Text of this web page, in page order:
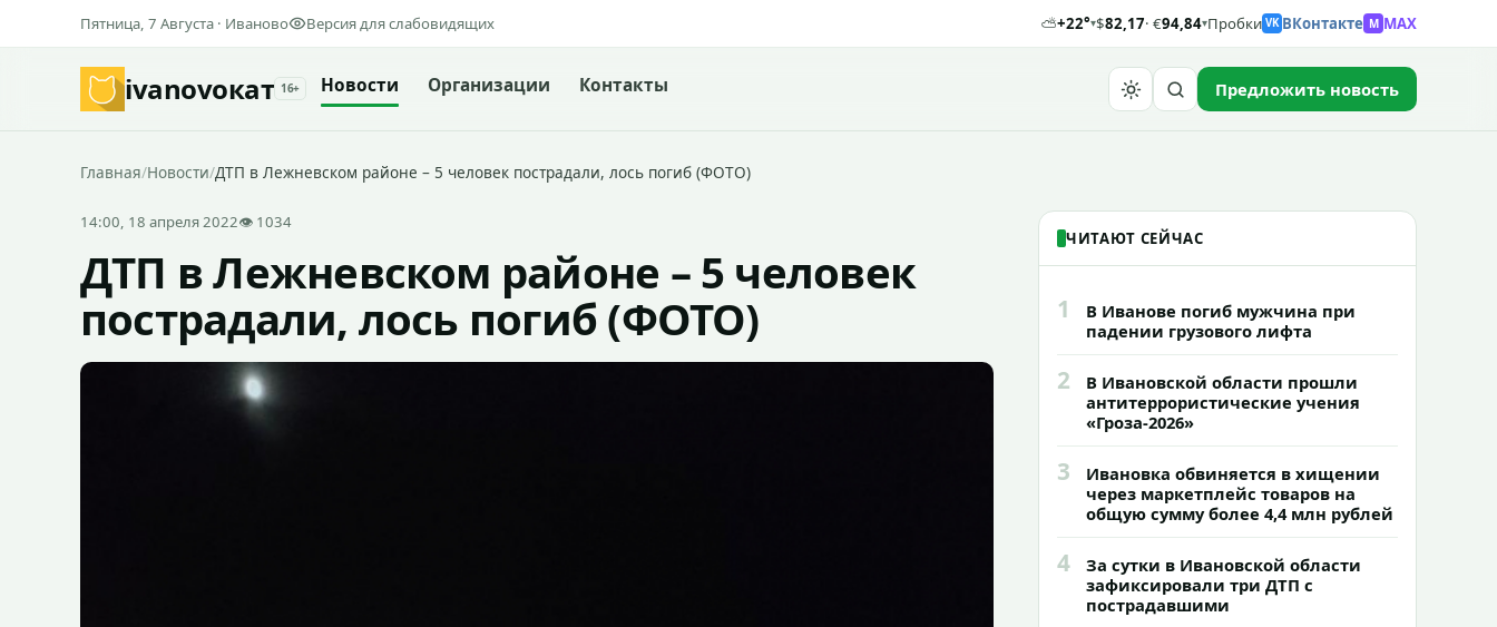
Пятница, 7 Августа · Иваново Версия для слабовидящих ⛅+22°▾$82,17· €94,84▾Пробки VK ВКонтакте M MAX
ivanovoкат 16+ Новости Организации Контакты Предложить новость
Главная/Новости/ДТП в Лежневском районе – 5 человек пострадали, лось погиб (ФОТО)
14:00, 18 апреля 2022👁 1034
ДТП в Лежневском районе – 5 человек
пострадали, лось погиб (ФОТО)
ЧИТАЮТ СЕЙЧАС
1
В Иванове погиб мужчина при
падении грузового лифта
2
В Ивановской области прошли
антитеррористические учения
«Гроза-2026»
3
Ивановка обвиняется в хищении
через маркетплейс товаров на
общую сумму более 4,4 млн рублей
4
За сутки в Ивановской области
зафиксировали три ДТП с
пострадавшими